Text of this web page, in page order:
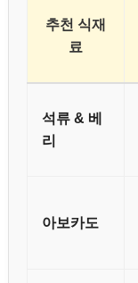
추천 식재
료
석류 & 베
리
아보카도